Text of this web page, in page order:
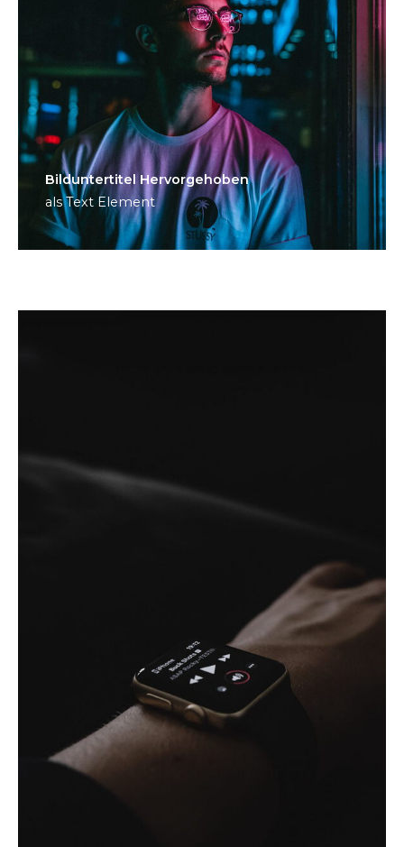
Bild­unter­titel Hervorgehoben
als Text Element